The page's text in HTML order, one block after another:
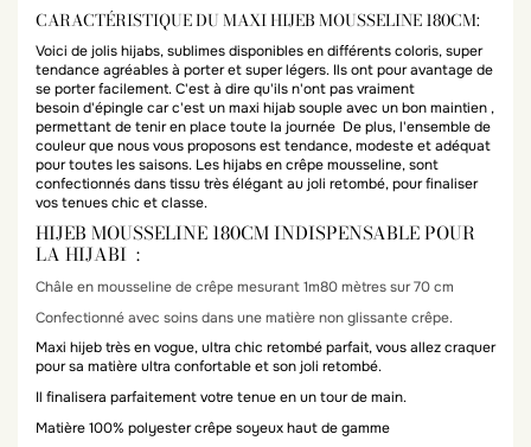
CARACTÉRISTIQUE DU MAXI HIJEB MOUSSELINE 180CM:
Voici de jolis hijabs, sublimes disponibles en différents coloris, super
tendance agréables à porter et super légers. Ils ont pour avantage de
se porter facilement. C'est à dire qu'ils n'ont pas vraiment
besoin d'épingle car c'est un maxi hijab souple avec un bon maintien ,
permettant de tenir en place toute la journée De plus, l'ensemble de
couleur que nous vous proposons est tendance, modeste et adéquat
pour toutes les saisons. Les hijabs en crêpe mousseline, sont
confectionnés dans tissu très élégant au joli retombé, pour finaliser
vos tenues chic et classe.
HIJEB MOUSSELINE 180CM INDISPENSABLE POUR
LA HIJABI :
Châle en mousseline de crêpe mesurant 1m80 mètres sur 70 cm
Confectionné avec soins dans une matière non glissante crêpe.
Maxi hijeb très en vogue, ultra chic retombé parfait, vous allez craquer
pour sa matière ultra confortable et son joli retombé.
Il finalisera parfaitement votre tenue en un tour de main.
Matière 100% polyester crêpe soyeux haut de gamme